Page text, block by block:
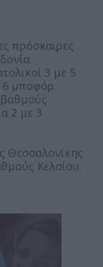
πρόσκαιρες
3 με 5
6 μποφόρ.
2 με 3
Θεσσαλονίκης
Κελσίου.